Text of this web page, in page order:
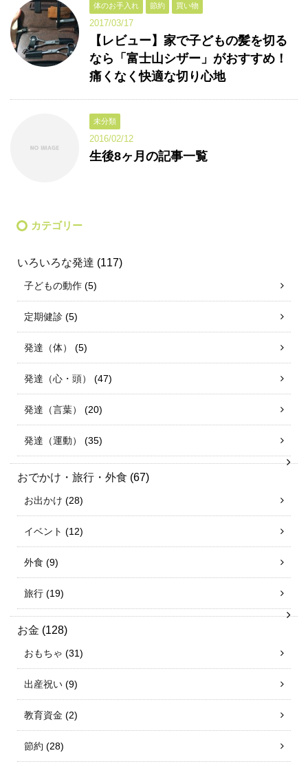
体のお手入れ 節約 買い物
2017/03/17
【レビュー】家で子どもの髪を切る
なら「富士山シザー」がおすすめ！
痛くなく快適な切り心地
未分類
2016/02/12
生後8ヶ月の記事一覧
カテゴリー
いろいろな発達 (117)
子どもの動作 (5)
定期健診 (5)
発達（体） (5)
発達（心・頭） (47)
発達（言葉） (20)
発達（運動） (35)
おでかけ・旅行・外食 (67)
お出かけ (28)
イベント (12)
外食 (9)
旅行 (19)
お金 (128)
おもちゃ (31)
出産祝い (9)
教育資金 (2)
節約 (28)